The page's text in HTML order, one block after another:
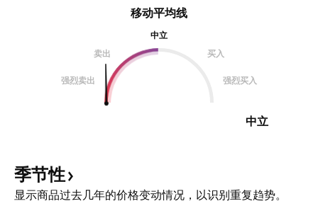
移动平均线
中立
卖出
买入
强烈卖出 强烈买入
中立
季节性
显示商品过去几年的价格变动情况，以识别重复趋势。